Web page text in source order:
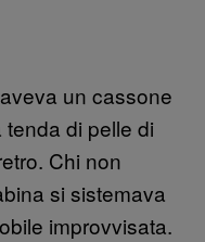
un cassone
di pelle di
Chi non
si sistemava
improvvisata.